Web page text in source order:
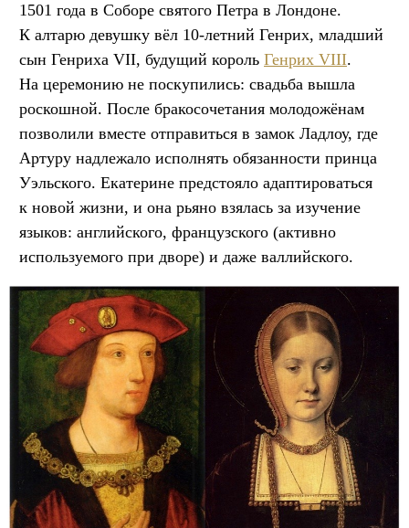
1501 года в Соборе святого Петра в Лондоне.
К алтарю девушку вёл 10-летний Генрих, младший
сын Генриха VII, будущий король Генрих VIII.
На церемонию не поскупились: свадьба вышла
роскошной. После бракосочетания молодожёнам
позволили вместе отправиться в замок Ладлоу, где
Артуру надлежало исполнять обязанности принца
Уэльского. Екатерине предстояло адаптироваться
к новой жизни, и она рьяно взялась за изучение
языков: английского, французского (активно
используемого при дворе) и даже валлийского.